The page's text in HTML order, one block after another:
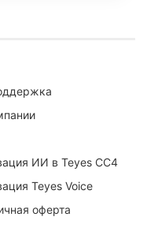
ИИ в Teyes CC4
Teyes Voice
оферта